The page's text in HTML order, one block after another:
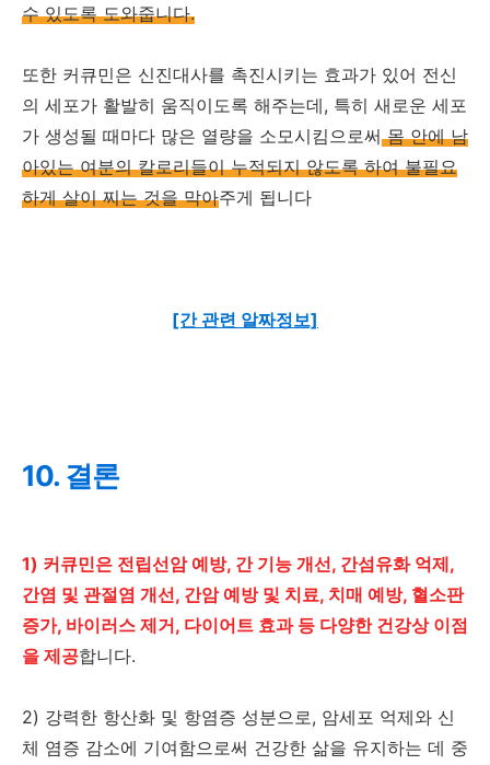
수 있도록 도와줍니다.
또한 커큐민은 신진대사를 촉진시키는 효과가 있어 전신
의 세포가 활발히 움직이도록 해주는데, 특히 새로운 세포
가 생성될 때마다 많은 열량을 소모시킴으로써몸 안에 남
아있는 여분의 칼로리들이 누적되지 않도록 하여 불필요
하게 살이 찌는 것을 막아주게 됩니다
[간 관련 알짜정보]
10. 결론
1) 커큐민은 전립선암 예방, 간 기능 개선, 간섬유화 억제,
간염 및 관절염 개선, 간암 예방 및 치료, 치매 예방, 혈소판
증가, 바이러스 제거, 다이어트 효과 등 다양한 건강상 이점
을 제공합니다.
2) 강력한 항산화 및 항염증 성분으로, 암세포 억제와 신
체 염증 감소에 기여함으로써 건강한 삶을 유지하는 데 중